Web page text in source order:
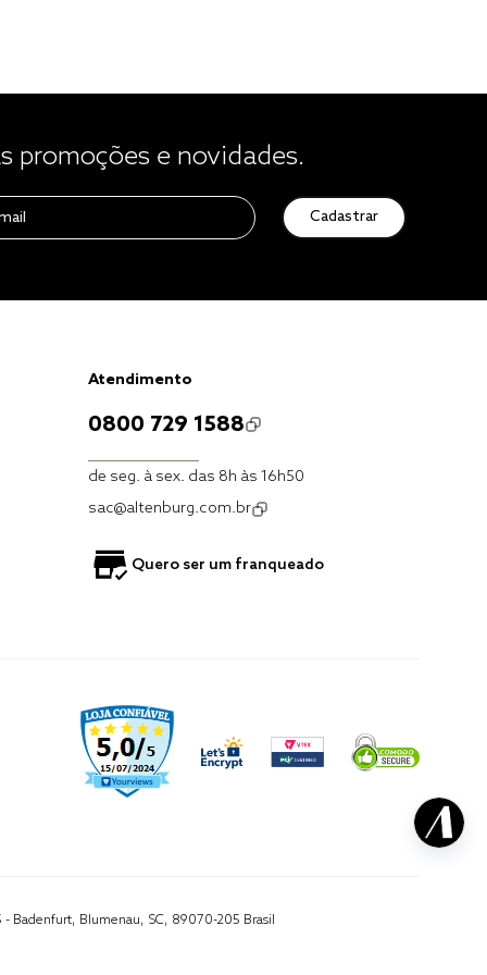
promoções e novidades.
Cadastrar
Atendimento
0800 729 1588
de seg. à sex. das 8h às 16h50
sac@altenburg.com.br
Quero ser um franqueado
- Badenfurt, Blumenau, SC, 89070-205 Brasil